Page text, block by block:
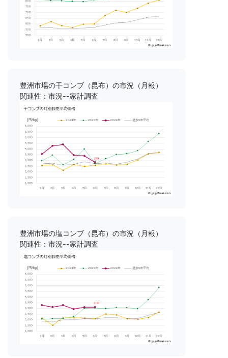
豊洲市場の干コンブ（昆布）の市況（月報）
関連性：市況--家計調査
豊洲市場の塩コンブ（昆布）の市況（月報）
関連性：市況--家計調査